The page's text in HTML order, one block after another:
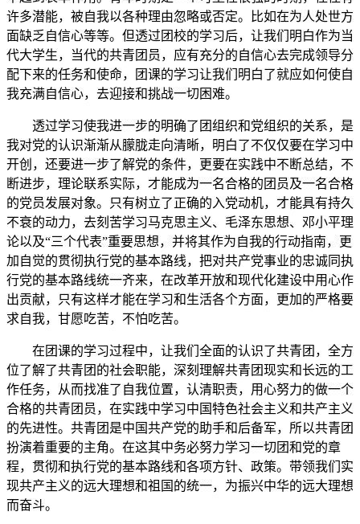
许多潜能，被自我以各种理由忽略或否定。比如在为人处世方
面缺乏自信心等等。但透过团校的学习后，让我们明白作为当
代大学生，当代的共青团员，应有充分的自信心去完成领导分
配下来的任务和使命，团课的学习让我们明白了就应如何使自
我充满自信心，去迎接和挑战一切困难。
透过学习使我进一步的明确了团组织和党组织的关系，是
我对党的认识渐渐从朦胧走向清晰，明白了不仅仅要在学习中
开创，还要进一步了解党的条件，更要在实践中不断总结，不
断进步，理论联系实际，才能成为一名合格的团员及一名合格
的党员发展对象。只有树立了正确的入党动机，才能具有持久
不衰的动力，去刻苦学习马克思主义、毛泽东思想、邓小平理
论以及“三个代表”重要思想，并将其作为自我的行动指南，更
加自觉的贯彻执行党的基本路线，把对共产党事业的忠诚同执
行党的基本路线统一齐来，在改革开放和现代化建设中用心作
出贡献，只有这样才能在学习和生活各个方面，更加的严格要
求自我，甘愿吃苦，不怕吃苦。
在团课的学习过程中，让我们全面的认识了共青团，全方
位了解了共青团的社会职能，深刻理解共青团现实和长远的工
作任务，从而找准了自我位置，认清职责，用心努力的做一个
合格的共青团员，在实践中学习中国特色社会主义和共产主义
的先进性。共青团是中国共产党的助手和后备军，所以共青团
扮演着重要的主角。在这其中务必努力学习一切团和党的章
程，贯彻和执行党的基本路线和各项方针、政策。带领我们实
现共产主义的远大理想和祖国的统一，为振兴中华的远大理想
而奋斗。